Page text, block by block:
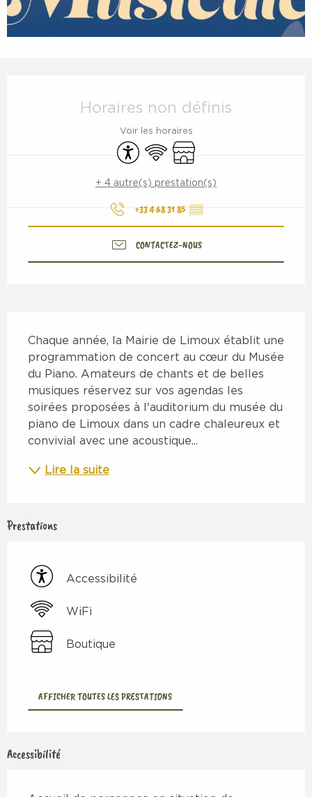
Horaires non définis
Voir les horaires
Accessibilité
WiFi Boutique
+ 4 autre(s) prestation(s)
+33 4 68 31 85 ▒▒
CONTACTEZ-NOUS
Chaque année, la Mairie de Limoux établit une
programmation de concert au cœur du Musée
du Piano. Amateurs de chants et de belles
musiques réservez sur vos agendas les
soirées proposées à l'auditorium du musée du
piano de Limoux dans un cadre chaleureux et
convivial avec une acoustique...
Lire la suite
Prestations
Accessibilité
WiFi
Boutique
AFFICHER TOUTES LES PRESTATIONS
Accessibilité